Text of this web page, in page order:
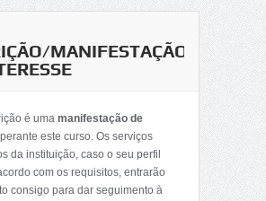
MANIFESTAÇÃO
é uma manifestação de
perante este curso. Os serviços
da instituição, caso o seu perfil
com os requisitos, entrarão
consigo para dar seguimento à